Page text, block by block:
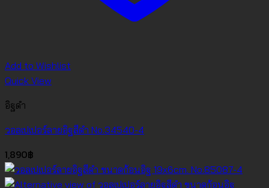
Add to Wishlist
Quick View
อิฐดำ
วอลเปเปอร์ลายอิฐสีดำ No.34540-4
1,890฿